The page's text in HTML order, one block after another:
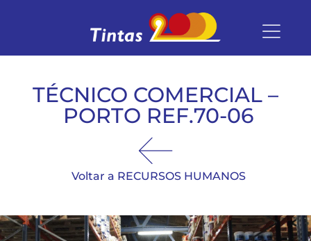
TÉCNICO COMERCIAL –
PORTO REF.70-06
Voltar a RECURSOS HUMANOS